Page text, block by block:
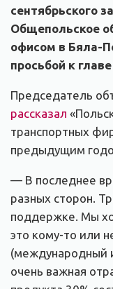
сентябрьского
Общепольское
офисом в Бяла-
просьбой к
Председатель
рассказал
транспортных
предыдущим
— В последнее
разных сторон.
поддержке. Мы
это кому-то или
(международный
очень важная